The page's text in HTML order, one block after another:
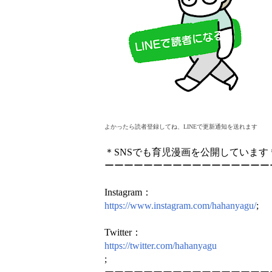
よかったら読者登録してね、LINEで更新通知を送れます
＊SNSでも育児漫画を公開しています
ーーーーーーーーーーーーーーーーー
Instagram：
https://www.instagram.com/hahanyagu/;
Twitter：
https://twitter.com/hahanyagu
;